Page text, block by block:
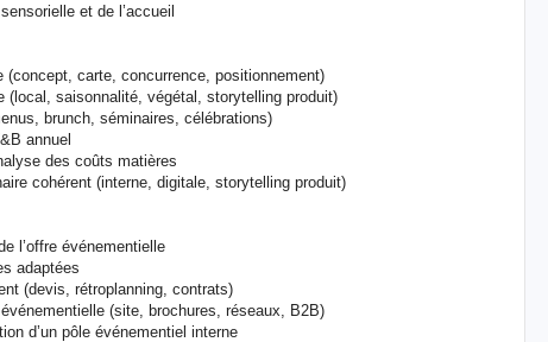
et de l’accueil
(concept, carte, concurrence, positionnement)
(local, saisonnalité, végétal, storytelling produit)
brunch, séminaires, célébrations)
annuel
des coûts matières
cohérent (interne, digitale, storytelling produit)
l’offre événementielle
adaptées
(devis, rétroplanning, contrats)
(site, brochures, réseaux, B2B)
d’un pôle événementiel interne